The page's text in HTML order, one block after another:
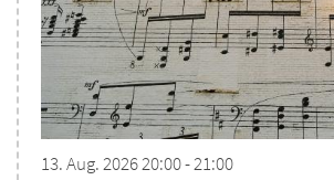
13. Aug. 2026 20:00 - 21:00